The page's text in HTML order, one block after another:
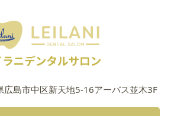
島市中区新天地5-16アーバス並木3F